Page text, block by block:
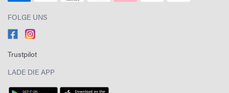
FOLGE UNS
Trustpilot
LADE DIE APP